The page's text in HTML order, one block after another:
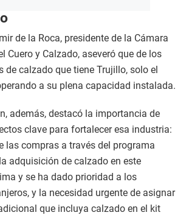
de la Roca, presidente de la Cámara
Cuero y Calzado, aseveró que de los
de calzado que tiene Trujillo, solo el
a su plena capacidad instalada.
además, destacó la importancia de
clave para fortalecer esa industria:
las compras a través del programa
adquisición de calzado en este
y se ha dado prioridad a los
y la necesidad urgente de asignar
que incluya calzado en el kit